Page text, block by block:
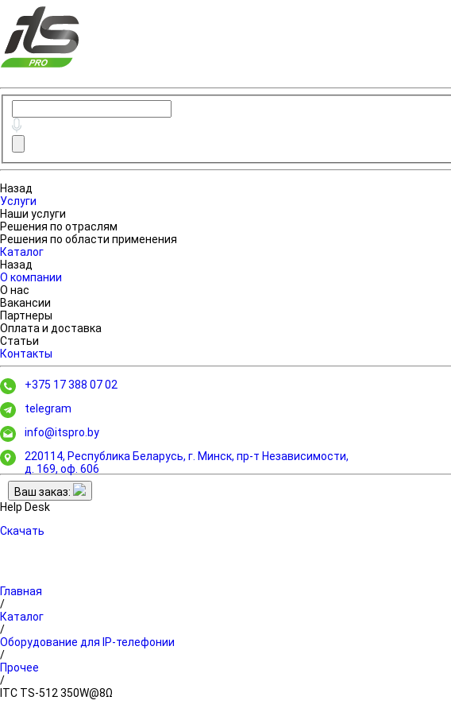
Назад
Услуги
Наши услуги
Решения по отраслям
Решения по области применения
Каталог
Назад
О компании
О нас
Вакансии
Партнеры
Оплата и доставка
Статьи
Контакты
+375 17 388 07 02
telegram
info@itspro.by
220114, Республика Беларусь, г. Минск, пр-т Независимости,
д. 169, оф. 606
Ваш заказ:
Help Desk
Скачать
Главная
/
Каталог
/
Оборудование для IP-телефонии
/
Прочее
/
ITC TS-512 350W@8Ω